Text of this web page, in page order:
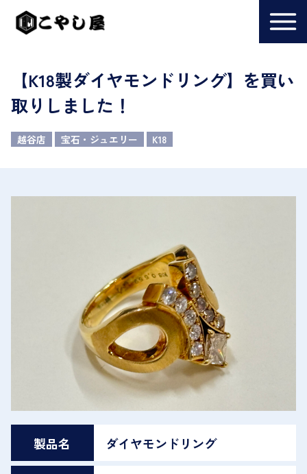
【K18製ダイヤモンドリング】を買い
取りしました！
越谷店 宝石・ジュエリー K18
製品名 ダイヤモンドリング